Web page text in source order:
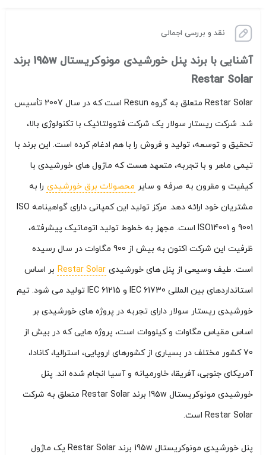
نقد و بررسی اجمالی
آشنایی با برند پنل خورشیدی مونوکریستال 195w برند
Restar Solar
Restar Solar متعلق به گروه Resun است که در سال 2007 تأسیس
شد. شرکت ریستار سولار یک شرکت فتوولتائیک با تکنولوژی بالا،
تحقیق و توسعه، تولید و فروش را با هم ادغام کرده است. این برند با
تیمی ماهر و با تجربه، متعهد هست که ماژول های خورشیدی با
کیفیت و مقرون به صرفه و سایر محصولات برق خورشیدی را به
مشتریان خود ارائه دهد. مرکز تولید این کمپانی دارای گواهینامه ISO
9001 و ISO14001 است. مجهز به خطوط تولید اتوماتیک پیشرفته،
ظرفیت این شرکت اکنون به بیش از 900 مگاوات در سال رسیده
است. طیف وسیعی از پنل های خورشیدی Restar Solar بر اساس
استانداردهای بین المللی IEC 61730 و IEC 61215 تولید می شود. تیم
خورشیدی ریستار سولار دارای تجربه در پروژه های خورشیدی بر
اساس مقیاس مگاوات و کیلووات است، پروژه هایی که در بیش از
70 کشور مختلف در بسیاری از کشورهای اروپایی، استرالیا، کانادا،
آمریکای جنوبی، آفریقا، خاورمیانه و آسیا انجام شده اند. پنل
خورشیدی مونوکریستال 195w برند Restar Solar متعلق به شرکت
Restar Solar است.
پنل خورشیدی مونوکریستال 195w برند Restar Solar یک ماژول